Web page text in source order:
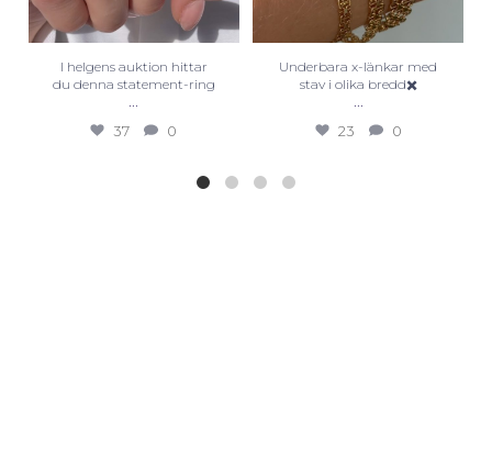
I helgens auktion hittar
du denna statement-ring
...
37 0
Underbara x-länkar med
stav i olika bredd✖️
...
23 0